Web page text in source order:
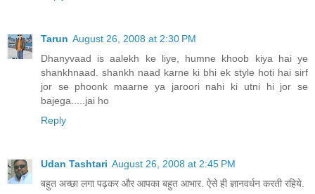
Tarun August 26, 2008 at 2:30 PM
Dhanyvaad is aalekh ke liye, humne khoob kiya hai ye
shankhnaad. shankh naad karne ki bhi ek style hoti hai sirf
jor se phoonk maarne ya jaroori nahi ki utni hi jor se
bajega.....jai ho
Reply
Udan Tashtari August 26, 2008 at 2:45 PM
बहुत अच्छा लगा पढ़कर और आपका बहुत आभार. ऐसे ही ज्ञानवर्धन करती रहिये.